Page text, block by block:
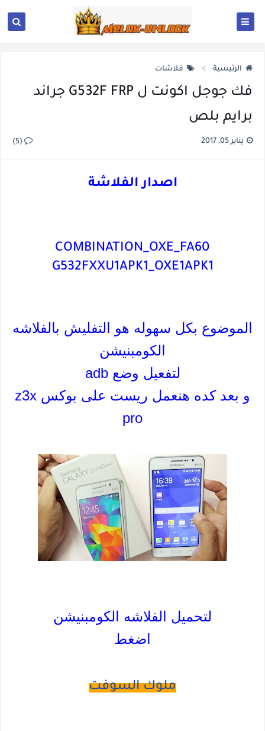
الرئيسية فلاشات
فك جوجل اكونت ل G532F FRP جراند
برايم بلص
يناير 05, 2017 (5)
اصدار الفلاشة
COMBINATION_OXE_FA60
G532FXXU1APK1_OXE1APK1
الموضوع بكل سهوله هو التفليش بالفلاشه
الكومبنيشن
لتفعيل وضع adb
و بعد كده هنعمل ريست على بوكس z3x
pro
لتحميل الفلاشه الكومبنيشن
اضغط
ملوك السوفت